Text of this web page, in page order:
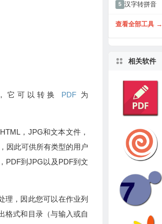
它可以转换 PDF 为
，JPG和文本文件，
因此可供所有类型的用户
PDF到JPG以及PDF到文
理，因此您可以在作业列
格式和目录（与输入或自
5 汉字转拼音
查看全部工具 →
相关软件